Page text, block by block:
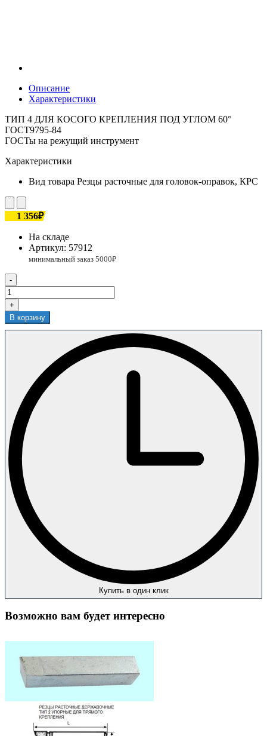
Описание
Характеристики
ТИП 4 ДЛЯ КОСОГО КРЕПЛЕНИЯ ПОД УГЛОМ 60°
ГОСТ9795-84
ГОСТы на режущий инструмент
Характеристики
Вид товара Резцы расточные для головок-оправок, КРС
1 356₽
На складе
Артикул: 57912
-
+
В корзину
Купить в один клик
Возможно вам будет интересно